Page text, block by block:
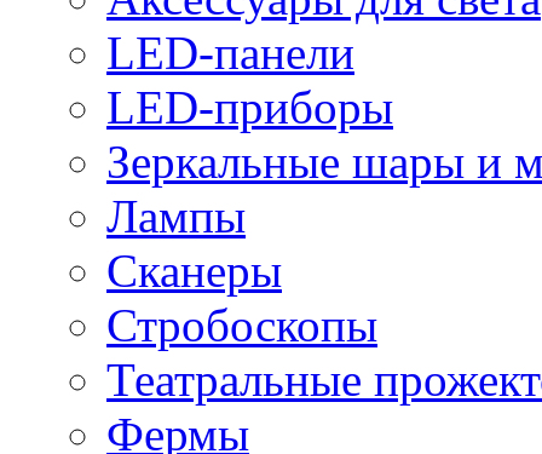
LED-панели
LED-приборы
Зеркальные шары и
Лампы
Сканеры
Стробоскопы
Театральные
Фермы